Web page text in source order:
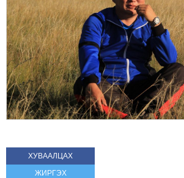
ХУВААЛЦАХ
ЖИРГЭХ